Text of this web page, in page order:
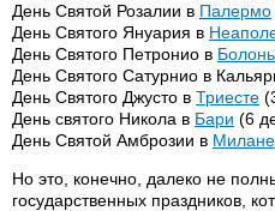
День Святой Розалии в Палермо
День Святого Януария в
День Святого Петронио в
День Святого Сатурнио в
День Святого Джусто в Триесте
День святого Никола в Бари (6
День Святой Амброзии в Милане
Но это, конечно, далеко не
государственных праздников,